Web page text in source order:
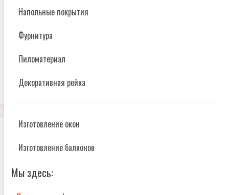
Напольные покрытия
Фурнитура
Пиломатериал
Декоративная рейка
Изготовление окон
Изготовление балконов
Мы здесь: